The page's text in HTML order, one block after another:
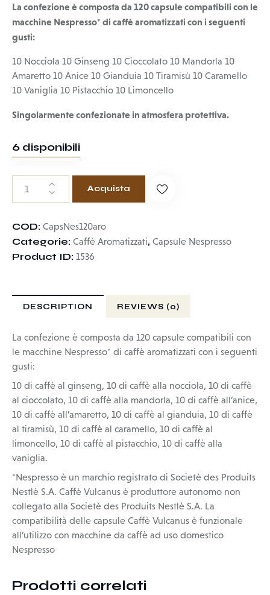
La confezione è composta da 120 capsule compatibili con le
macchine Nespresso* di caffè aromatizzati con i seguenti
gusti:
10 Nocciola 10 Ginseng 10 Cioccolato 10 Mandorla 10
Amaretto 10 Anice 10 Gianduia 10 Tiramisù 10 Caramello
10 Vaniglia 10 Pistacchio 10 Limoncello
Singolarmente confezionate in atmosfera protettiva.
6 disponibili
Acquista
COD: CapsNes120aro
Categorie: Caffè Aromatizzati, Capsule Nespresso
Product ID: 1536
DESCRIPTION REVIEWS (0)
La confezione è composta da 120 capsule compatibili con
le macchine Nespresso* di caffè aromatizzati con i seguenti
gusti:
10 di caffè al ginseng, 10 di caffè alla nocciola, 10 di caffè
al cioccolato, 10 di caffè alla mandorla, 10 di caffè all’anice,
10 di caffè all’amaretto, 10 di caffè al gianduia, 10 di caffè
al tiramisù, 10 di caffè al caramello, 10 di caffè al
limoncello, 10 di caffè al pistacchio, 10 di caffè alla
vaniglia.
*Nespresso è un marchio registrato di Societè des Produits
Nestlè S.A. Caffè Vulcanus è produttore autonomo non
collegato alla Societè des Produits Nestlè S.A. La
compatibilità delle capsule Caffè Vulcanus è funzionale
all’utilizzo con macchine da caffè ad uso domestico
Nespresso
Prodotti correlati